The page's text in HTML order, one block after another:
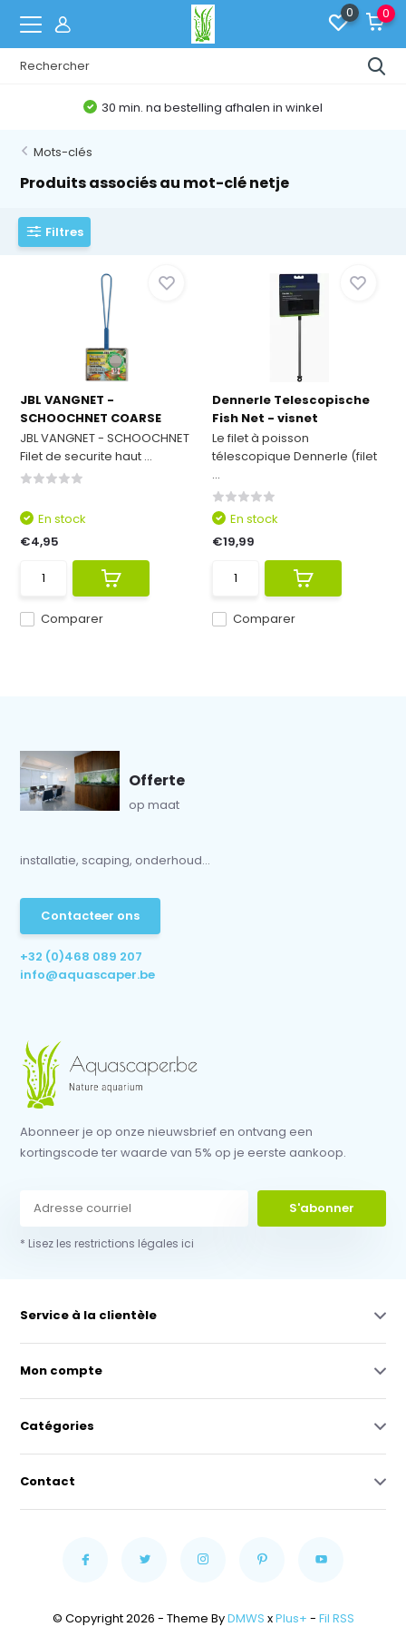
0 0
30 min. na bestelling afhalen in winkel
Mots-clés
Produits associés au mot-clé netje
Filtres
JBL VANGNET -
SCHOOCHNET COARSE
JBL VANGNET - SCHOOCHNET
Filet de securite haut ...
Comparer
En stock
€4,95
Dennerle Telescopische
Fish Net - visnet
Le filet à poisson
télescopique Dennerle (filet
...
Comparer
En stock
€19,99
Offerte
op maat
installatie, scaping, onderhoud...
Contacteer ons
+32 (0)468 089 207
info@aquascaper.be
Abonneer je op onze nieuwsbrief en ontvang een
kortingscode ter waarde van 5% op je eerste aankoop.
S'abonner
* Lisez les restrictions légales ici
Service à la clientèle
Mon compte
Catégories
Contact
© Copyright 2026 - Theme ByDMWS xPlus+ - Fil RSS